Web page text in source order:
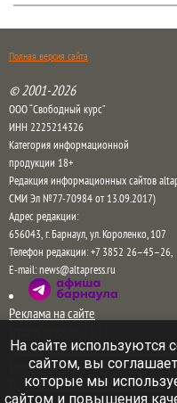
Стамбула
На ферме Джастаса Уолкера в
Altapress.ru
9 августа 2026 в 10:35
Американец
Стамбула на случай,
На сайте используются
сайтом, вы
которые мы
сайтом и повышения